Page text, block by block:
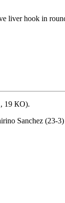
liver hook in
19 КО).
Sanchez (23-